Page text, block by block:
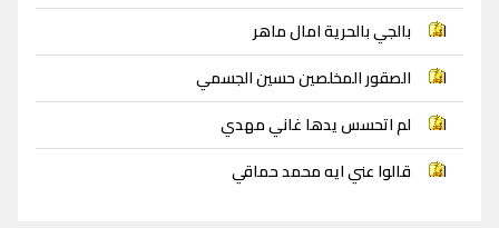
بالجي بالحرية امال ماهر
الصقور المخلصين حسين الجسمي
لم اتحسس يدها غاني مهدي
قالوا عني ايه محمد حماقي